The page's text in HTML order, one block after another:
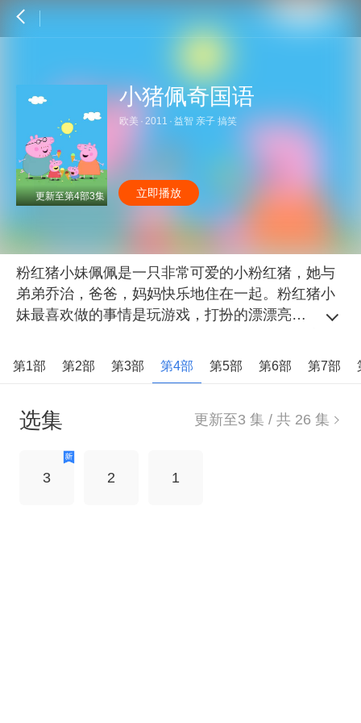
更新至第4部3集
小猪佩奇国语
欧美 · 2011 · 益智 亲子 搞笑
立即播放
粉红猪小妹佩佩是一只非常可爱的小粉红猪，她与
弟弟乔治，爸爸，妈妈快乐地住在一起。粉红猪小
妹最喜欢做的事情是玩游戏，打扮的漂漂亮亮，渡
些，她还喜欢到处探险，虽然有些时候会遇到一些
小状况，但总可以化险为夷，而且都会带给大家意
第1部 第2部 第3部 第4部 第5部 第6部 第7部
更新至3 集 / 共 26 集
选集
3 2 1